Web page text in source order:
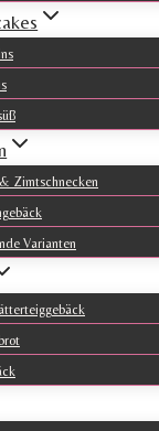
Zimtschnecken
Varianten